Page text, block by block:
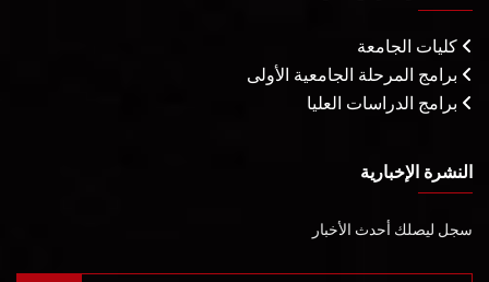
كليات الجامعة
برامج المرحلة الجامعية الأولى
برامج الدراسات العليا
النشرة الإخبارية
سجل ليصلك أحدث الأخبار